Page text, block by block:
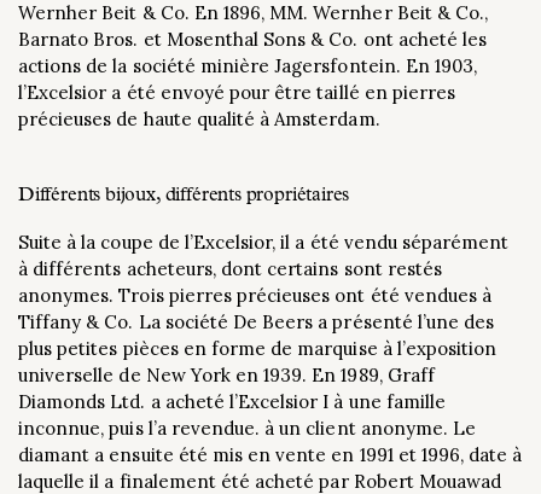
Wernher Beit & Co. En 1896, MM. Wernher Beit & Co.,
Barnato Bros. et Mosenthal Sons & Co. ont acheté les
actions de la société minière Jagersfontein. En 1903,
l’Excelsior a été envoyé pour être taillé en pierres
précieuses de haute qualité à Amsterdam.
Différents bijoux, différents propriétaires
Suite à la coupe de l’Excelsior, il a été vendu séparément
à différents acheteurs, dont certains sont restés
anonymes. Trois pierres précieuses ont été vendues à
Tiffany & Co. La société De Beers a présenté l’une des
plus petites pièces en forme de marquise à l’exposition
universelle de New York en 1939. En 1989, Graff
Diamonds Ltd. a acheté l’Excelsior I à une famille
inconnue, puis l’a revendue. à un client anonyme. Le
diamant a ensuite été mis en vente en 1991 et 1996, date à
laquelle il a finalement été acheté par Robert Mouawad